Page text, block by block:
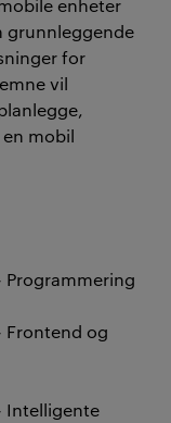
enheter
grunnleggende
for
vil
mobil
Frontend og
Intelligente